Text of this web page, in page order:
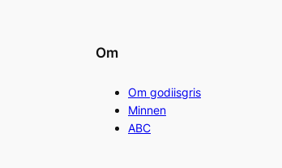
Om
Om godiisgris
Minnen
ABC